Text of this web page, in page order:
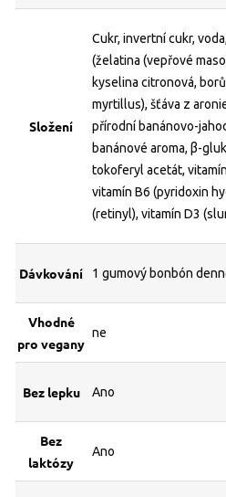
Složení
Cukr, invertní cukr,
(želatina (vepřové
kyselina citronová,
myrtillus), šťáva z
přírodní banánovo-
banánové aroma, β-
tokoferyl acetát,
vitamín B6 (pyridoxin
(retinyl), vitamín D3
Dávkování 1 gumový bonbón
Vhodné
pro vegany
ne
Bez lepku Ano
Bez
laktózy
Ano